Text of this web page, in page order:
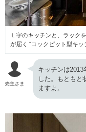
Ｌ字のキッチンと、ラック
が届く “コックピット型キッ
売主さま
キッチンは2013
した。もともと
ますよ。